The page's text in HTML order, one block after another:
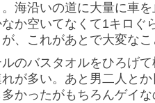
海沿いの道に大量に車
か空いてなくて1キロぐ
、これがあとで大変な
のバスタオルをひろげ
が多い。あと男二人と
かったがもちろんゲイ